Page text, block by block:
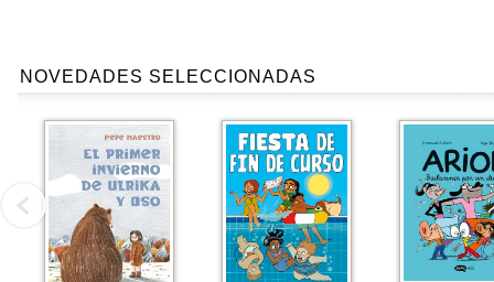
NOVEDADES SELECCIONADAS